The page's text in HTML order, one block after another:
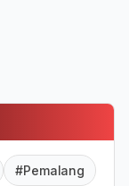
#Pemalang